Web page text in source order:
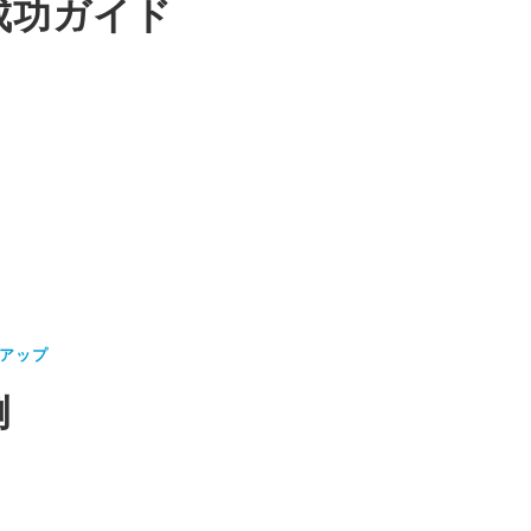
ガイド
ップ